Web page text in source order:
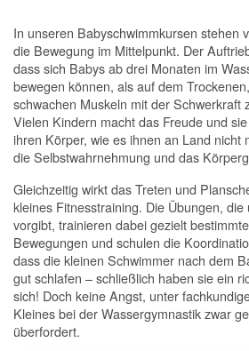
In unseren Babyschwimmkursen stehen
die Bewegung im Mittelpunkt. Der
dass sich Babys ab drei Monaten im
bewegen können, als auf dem
schwachen Muskeln mit der Schwerkraft
Vielen Kindern macht das Freude und
ihren Körper, wie es ihnen an Land nicht
die Selbstwahrnehmung und das
Gleichzeitig wirkt das Treten und
kleines Fitnesstraining. Die Übungen,
vorgibt, trainieren dabei gezielt
Bewegungen und schulen die
dass die kleinen Schwimmer nach dem
gut schlafen – schließlich haben sie ein
sich! Doch keine Angst, unter
Kleines bei der Wassergymnastik zwar
überfordert.